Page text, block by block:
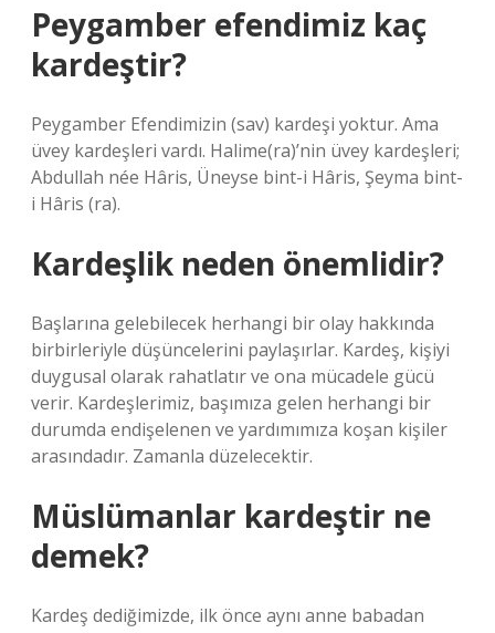
Peygamber efendimiz kaç
kardeştir?
Peygamber Efendimizin (sav) kardeşi yoktur. Ama
üvey kardeşleri vardı. Halime(ra)’nin üvey kardeşleri;
Abdullah née Hâris, Üneyse bint-i Hâris, Şeyma bint-
i Hâris (ra).
Kardeşlik neden önemlidir?
Başlarına gelebilecek herhangi bir olay hakkında
birbirleriyle düşüncelerini paylaşırlar. Kardeş, kişiyi
duygusal olarak rahatlatır ve ona mücadele gücü
verir. Kardeşlerimiz, başımıza gelen herhangi bir
durumda endişelenen ve yardımımıza koşan kişiler
arasındadır. Zamanla düzelecektir.
Müslümanlar kardeştir ne
demek?
Kardeş dediğimizde, ilk önce aynı anne babadan